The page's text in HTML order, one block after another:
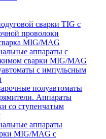
сварки TIG с
проволоки
MIG/MAG
аппараты с
сварки MIG/MAG
с импульсным
полуавтоматы
Аппараты
со ступенчатым
аппараты
MIG/MAG с